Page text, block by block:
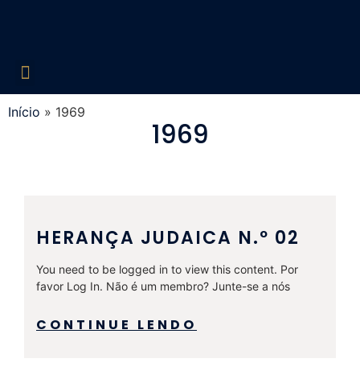
Início » 1969
1969
HERANÇA JUDAICA N.º 02
You need to be logged in to view this content. Por
favor Log In. Não é um membro? Junte-se a nós
CONTINUE LENDO